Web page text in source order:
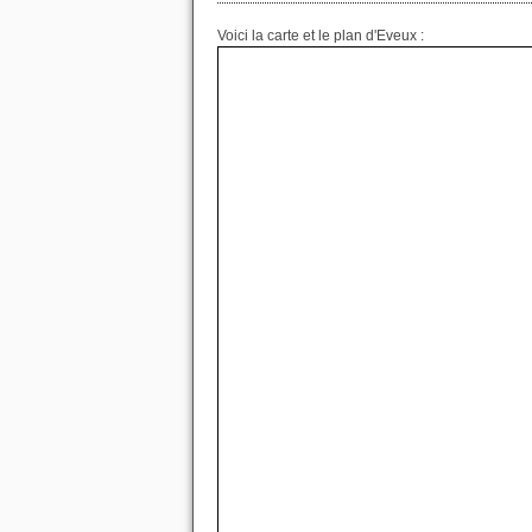
Voici la carte et le plan d'Eveux :